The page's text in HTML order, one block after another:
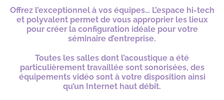
Offrez l’exceptionnel à vos équipes… L’espace hi-tech
et polyvalent permet de vous approprier les lieux
pour créer la configuration idéale pour votre
séminaire d’entreprise.
Toutes les salles dont l’acoustique a été
particulièrement travaillée sont sonorisées, des
équipements vidéo sont à votre disposition ainsi
qu’un Internet haut débit.